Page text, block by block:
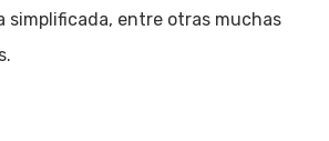
simplificada, entre otras muchas